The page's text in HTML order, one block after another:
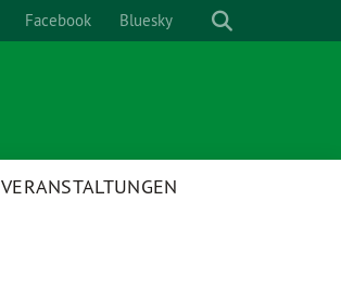
Facebook Bluesky
VERANSTALTUNGEN